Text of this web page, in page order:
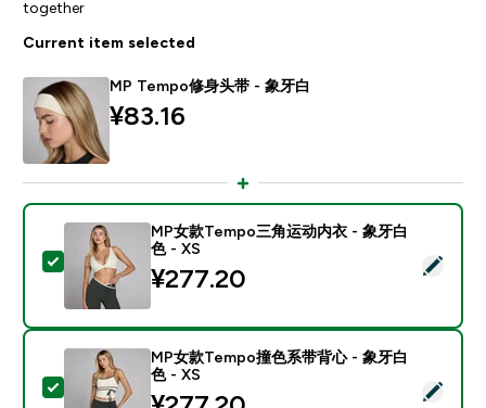
together
Current item selected
MP Tempo修身头带 - 象牙白
¥83.16‎
Select this product - MP女款Tempo三角运动内衣 - 象
MP女款Tempo三角运动内衣 - 象牙白
色 - XS
¥277.20‎
Select this product - MP女款Tempo撞色系带背心 - 象
MP女款Tempo撞色系带背心 - 象牙白
色 - XS